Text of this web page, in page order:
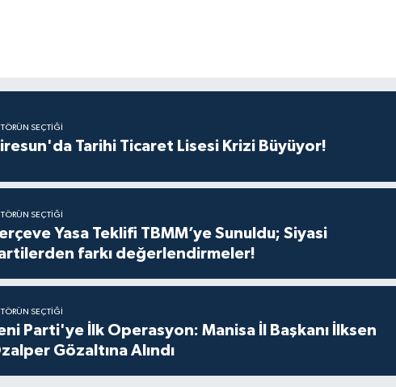
SEÇTIĞI
Tarihi Ticaret Lisesi Krizi Büyüyor!
SEÇTIĞI
Yasa Teklifi TBMM’ye Sunuldu; Siyasi
farkı değerlendirmeler!
SEÇTIĞI
Parti'ye İlk Operasyon: Manisa İl Başkanı İlksen
Gözaltına Alındı